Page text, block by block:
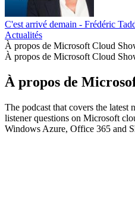
C'est arrivé demain - Frédéric
Actualités
À propos de Microsoft Cloud
À propos de Microsoft Cloud
À propos de
The podcast that covers the latest
listener questions on Microsoft
Windows Azure, Office 365 and